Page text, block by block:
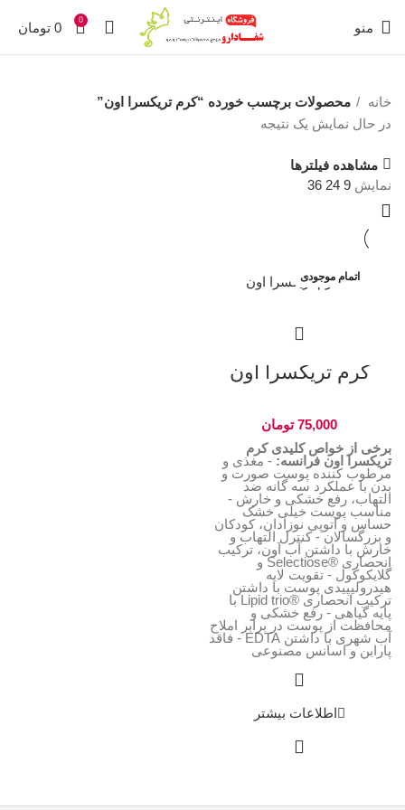
منو 0
0 تومان
خانه
محصولات برچسب خورده “کرم تریکسرا اون”
در حال نمایش یک نتیجه
مشاهده فیلترها
نمایش 9
24
36
اتمام موجودی
کرم تریکسرا اون
75,000 تومان
برخی از خواص کلیدی کرم
تریکسرا اون فرانسه: - مغذی و
مرطوب کننده پوست صورت و
بدن با عملکرد سه گانه ضد
التهاب، رفع خشکی و خارش -
مناسب پوست خیلی خشک
حساس و آتوپی نوزادان، کودکان
و بزرگسالان - کنترل التهاب و
خارش با داشتن آب اَون، ترکیب
انحصاری ®Selectiose و
گلایکوکول - تقویت لایه
هیدرولیپیدی پوست با داشتن
ترکیب انحصاری ®Lipid trio با
پایه گیاهی - رفع خشکی و
محافظت از پوست در برابر املاح
آب شهری با داشتن EDTA - فاقد
پارابن و اسانس مصنوعی
اطلاعات بیشتر